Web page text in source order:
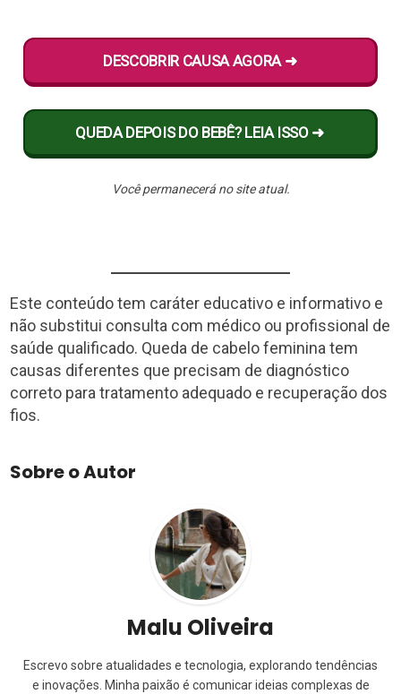
DESCOBRIR CAUSA AGORA ➜
QUEDA DEPOIS DO BEBÊ? LEIA ISSO ➜
Você permanecerá no site atual.
Este conteúdo tem caráter educativo e informativo e
não substitui consulta com médico ou profissional de
saúde qualificado. Queda de cabelo feminina tem
causas diferentes que precisam de diagnóstico
correto para tratamento adequado e recuperação dos
fios.
Sobre o Autor
Malu Oliveira
Escrevo sobre atualidades e tecnologia, explorando tendências
e inovações. Minha paixão é comunicar ideias complexas de